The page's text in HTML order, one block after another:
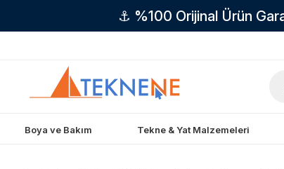
⚓ %100 Orijinal Ürün
Boya ve Bakım Tekne & Yat Malzemeleri